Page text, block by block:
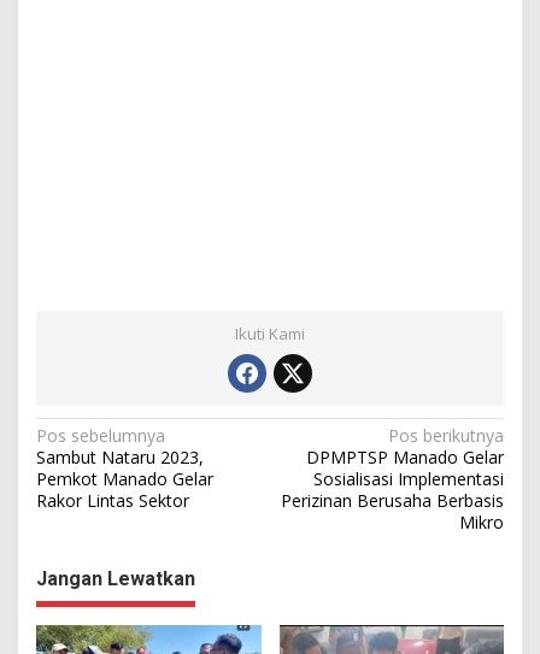
Ikuti Kami
N
a
v
g
a
s
Pos sebelumnya
Sambut Nataru 2023,
Pemkot Manado Gelar
Rakor Lintas Sektor
Pos berikutnya
DPMPTSP Manado Gelar
Sosialisasi Implementasi
Perizinan Berusaha Berbasis
Mikro
Jangan Lewatkan